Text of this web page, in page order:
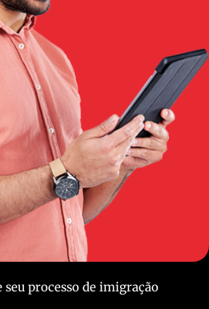
seu processo de imigração